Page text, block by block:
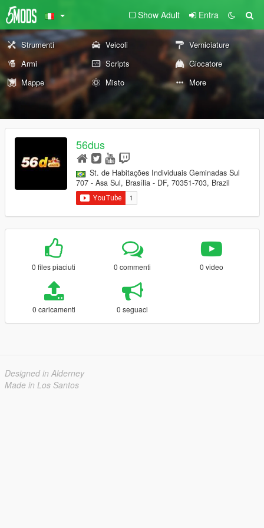
Show Adult Entra
Strumenti Veicoli
Verniciature
Armi
Scripts
Giocatore
Mappe
Misto More
56dus
St. de Habitações Individuais Geminadas Sul
707 - Asa Sul, Brasília - DF, 70351-703, Brazil
0 files piaciuti 0 commenti 0 video
0 caricamenti 0 seguaci
Designed in Alderney
Made in Los Santos